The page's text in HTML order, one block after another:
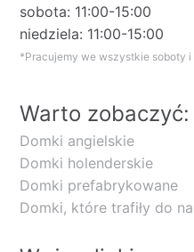
sobota: 11:00-15:00
niedziela: 11:00-15:00
*Pracujemy we wszystkie soboty i
Warto zobaczyć:
Domki angielskie
Domki holenderskie
Domki prefabrykowane
Domki, które trafiły do